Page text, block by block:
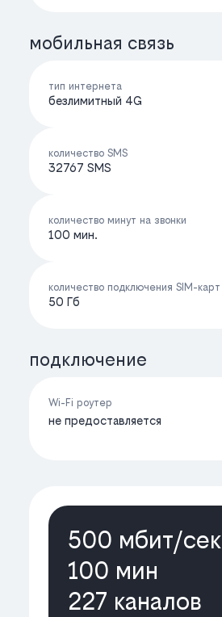
мобильная связь
тип интернета
безлимитный 4G
количество SMS
32767 SMS
количество минут на звонки
100 мин.
количество подключения SIM-карт
50 Гб
подключение
Wi-Fi роутер
не предоставляется
500 мбит/cек
100 мин
227 каналов